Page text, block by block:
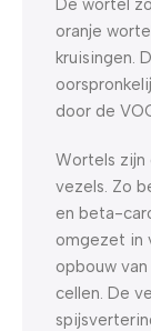
De wortel
oranje
kruisingen.
door de
Wortels zijn
vezels. Zo
en beta-
omgezet in
opbouw
cellen. De